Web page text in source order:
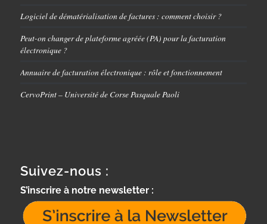
Logiciel de dématérialisation de factures : comment choisir ?
Peut-on changer de plateforme agréée (PA) pour la facturation
électronique ?
Annuaire de facturation électronique : rôle et fonctionnement
CervoPrint – Université de Corse Pasquale Paoli
Suivez-nous :
S’inscrire à notre newsletter :